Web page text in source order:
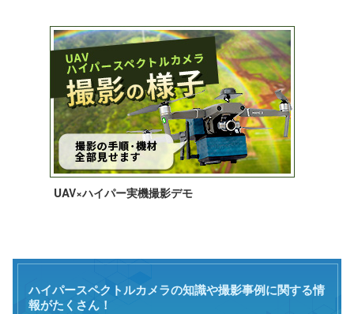
UAV×ハイパー実機撮影デモ
ハイパースペクトルカメラの知識や撮影事例に関する情
報がたくさん！